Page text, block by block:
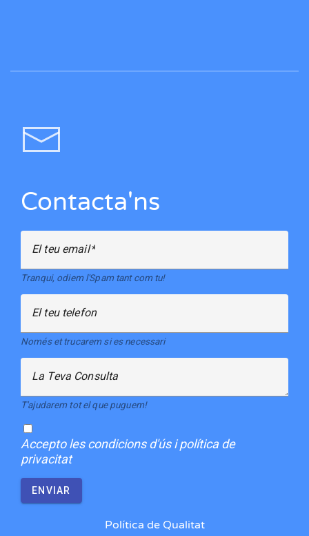
Contacta'ns
El teu email
Tranqui, odiem l'Spam tant com tu!
El teu telefon
Només et trucarem si es necessari
La Teva Consulta
T'ajudarem tot el que puguem!
Acceptoles condicions d'ús i política de
privacitat
ENVIAR
Política de Qualitat